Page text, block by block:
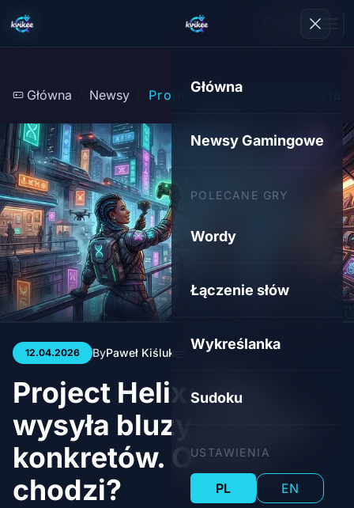
Główna
Newsy Gamingowe
POLECANE GRY
Wordy
Łączenie słów
Wykreślanka
Sudoku
USTAWIENIA
PL EN
Główna Newsy Project Helix: Xbox wysyła
12.04.2026 ByPaweł Kiśluk 3 min 47
Project Helix: Xbox
wysyła bluzy zamiast
konkretów. O co tu
chodzi?